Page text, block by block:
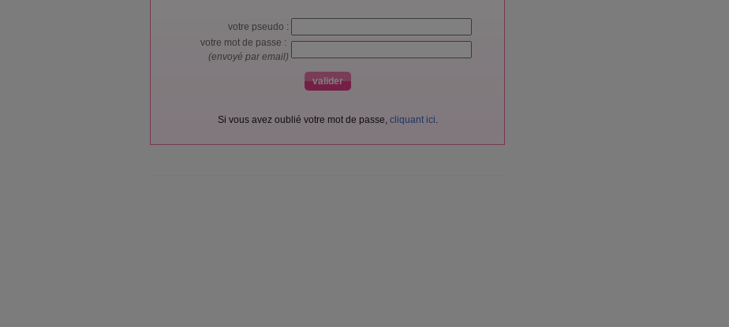
votre pseudo :
votre mot de passe :
(envoyé par email)
Si vous avez oublié votre mot de passe, cliquant ici.